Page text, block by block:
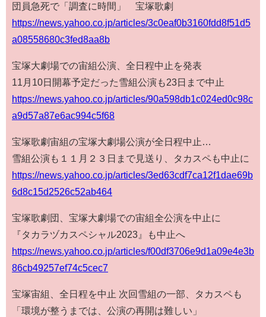
団員急死で「調査に時間」 宝塚歌劇
https://news.yahoo.co.jp/articles/3c0eaf0b3160fdd8f51d5
a08558680c3fed8aa8b
宝塚大劇場での宙組公演、全日程中止を発表
11月10日開幕予定だった雪組公演も23日まで中止
https://news.yahoo.co.jp/articles/90a598db1c024ed0c98c
a9d57a87e6ac994c5f68
宝塚歌劇宙組の宝塚大劇場公演が全日程中止…
雪組公演も１１月２３日まで見送り、タカスペも中止に
https://news.yahoo.co.jp/articles/3ed63cdf7ca12f1dae69b
6d8c15d2526c52ab464
宝塚歌劇団、宝塚大劇場での宙組全公演を中止に
『タカラヅカスペシャル2023』も中止へ
https://news.yahoo.co.jp/articles/f00df3706e9d1a09e4e3b
86cb49257ef74c5cec7
宝塚宙組、全日程を中止 次回雪組の一部、タカスペも
「環境が整うまでは、公演の再開は難しい」